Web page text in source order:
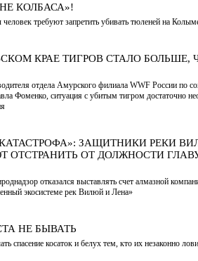
КОЛБАСА»!
требуют запретить убивать тюленей на
КРАЕ ТИГРОВ СТАЛО БОЛЬШЕ,
отдела Амурского филиала WWF России по
Фоменко, ситуация с убитым тигром достаточно
ЗАЩИТНИКИ РЕКИ
ОТСТРАНИТЬ ОТ ДОЛЖНОСТИ
отказался выставлять счет алмазной
экосистеме рек Вилюй и Лена»
НЕ БЫВАТЬ
спасение косаток и белух тем, кто их незаконно